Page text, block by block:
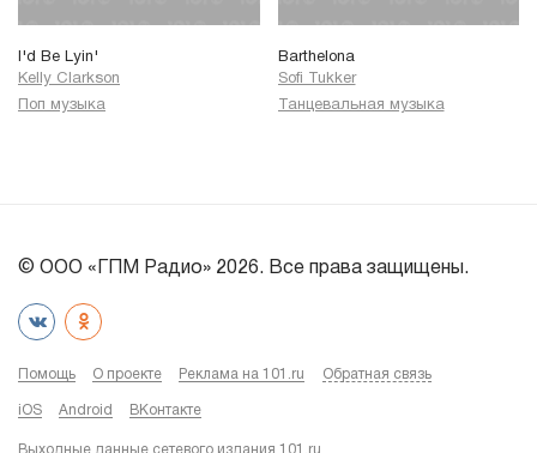
I'd Be Lyin'
Kelly Clarkson
Поп музыка
Barthelona
Sofi Tukker
Танцевальная музыка
© ООО «ГПМ Радио» 2026. Все права защищены.
Помощь О проекте Реклама на 101.ru Обратная связь
iOS Android ВКонтакте